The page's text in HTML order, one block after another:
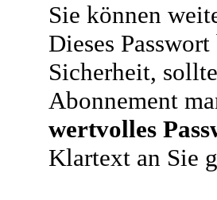
Sie können
Dieses
Sicherheit,
Abonnement
wertvolles
Klartext an Sie